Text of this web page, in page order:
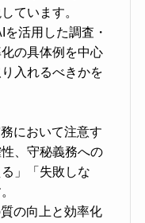
ています。
活用した調査・
の具体例を中心
入れるべきかを
において注意す
、守秘義務への
」「失敗しな
の向上と効率化